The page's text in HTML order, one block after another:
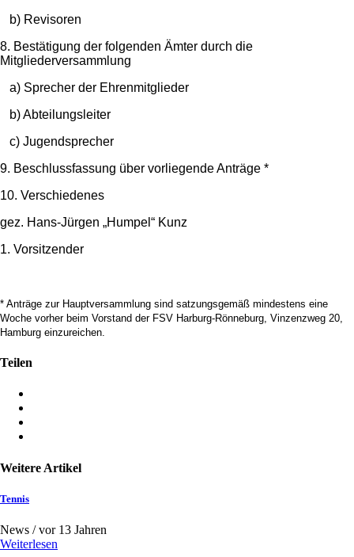
b) Revisoren
8. Bestätigung der folgenden Ämter durch die
Mitgliederversammlung
a) Sprecher der Ehrenmitglieder
b) Abteilungsleiter
c) Jugendsprecher
9. Beschlussfassung über vorliegende Anträge *
10. Verschiedenes
gez. Hans-Jürgen „Humpel“ Kunz
1. Vorsitzender
* Anträge zur Hauptversammlung sind satzungsgemäß mindestens eine
Woche vorher beim Vorstand der FSV Harburg-Rönneburg, Vinzenzweg 20,
Hamburg einzureichen.
Teilen
Weitere Artikel
Tennis
News /vor 13 Jahren
Weiterlesen